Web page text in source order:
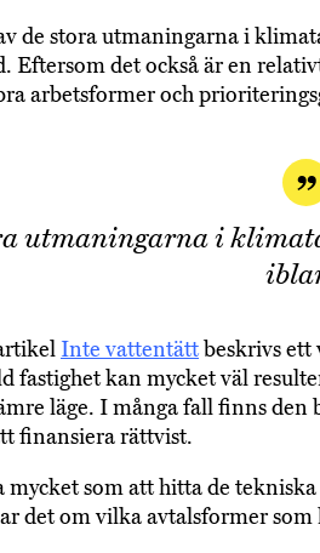
de stora utmaningarna i
Eftersom det också är en
arbetsformer och
utmaningarna i
Inte vattentättbeskrivs ett
fastighet kan mycket väl
läge. I många fall finns den
finansiera rättvist.
mycket som att hitta de
det om vilka avtalsformer som